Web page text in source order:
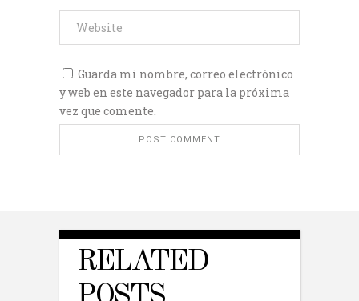
Guarda mi nombre, correo electrónico
y web en este navegador para la próxima
vez que comente.
RELATED